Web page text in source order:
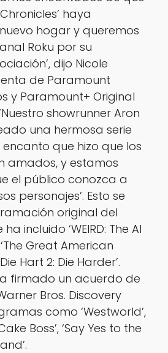
haya
hogar y queremos
Roku por su
dijo Nicole
de Paramount
y Paramount+ Original
showrunner Aron
una hermosa serie
que hizo que los
amados, y estamos
el público conozca a
personajes’. Esto se
original del
incluido ‘WEIRD: The Al
Great American
Hart 2: Die Harder’.
firmado un acuerdo de
Bros. Discovery
como ‘Westworld’,
Boss’, ‘Say Yes to the